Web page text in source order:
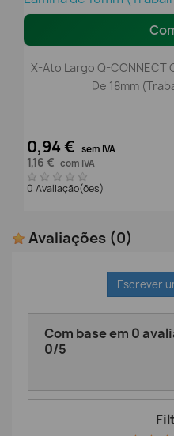
X-Ato Largo Q-CONNECT
De 18mm
0,94 € sem IVA
1,16 € com IVA
0 Avaliação(ões)
Avaliações (0)
Escrever
Com base em 0
0/5